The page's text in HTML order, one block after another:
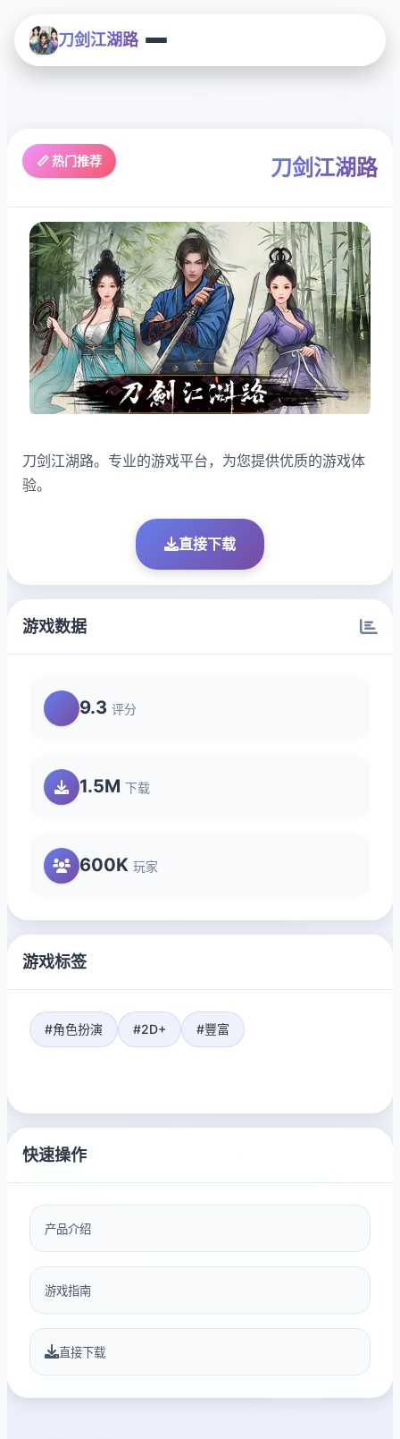
刀剑江湖路
📏 热门推荐 刀剑江湖路
刀剑江湖路。专业的游戏平台，为您提供优质的游戏体
验。
直接下载
游戏数据
9.3 评分
1.5M 下载
600K 玩家
游戏标签
#角色扮演 #2D+ #豐富
快速操作
产品介绍
游戏指南
直接下载